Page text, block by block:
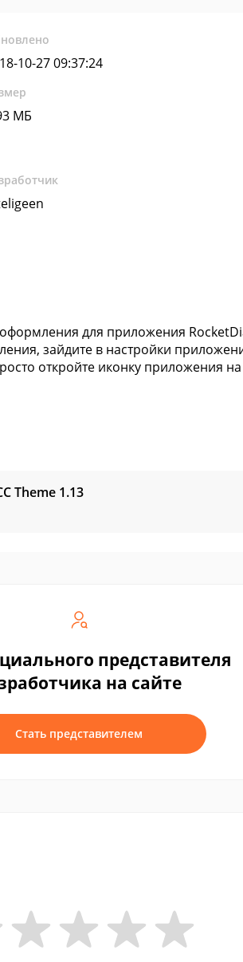
10-27 09:37:24
МБ
для приложения
зайдите в настройки
откройте иконку приложения
Theme 1.13
представителя
на сайте
Стать представителем